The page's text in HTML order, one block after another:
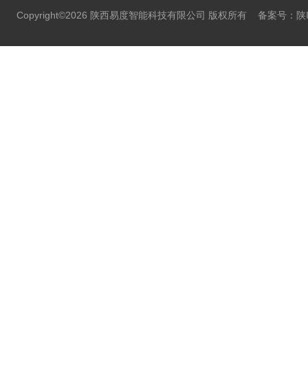
Copyright©2026 陕西易度智能科技有限公司 版权所有 备案号：